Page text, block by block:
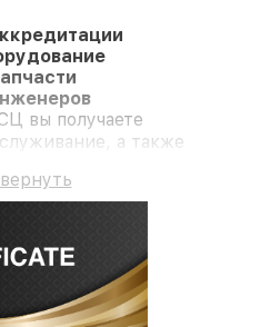
вы получаете
а также